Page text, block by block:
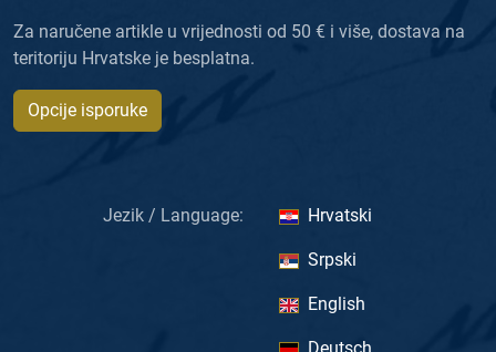
Za naručene artikle u vrijednosti od 50 € i više, dostava na
teritoriju Hrvatske je besplatna.
Opcije isporuke
Jezik / Language: Hrvatski
Srpski
English